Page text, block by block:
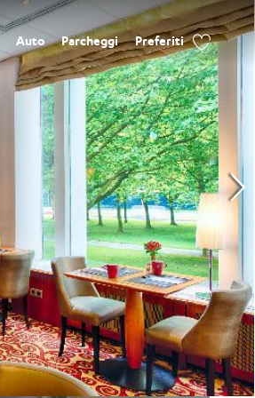
Auto Parcheggi Preferiti